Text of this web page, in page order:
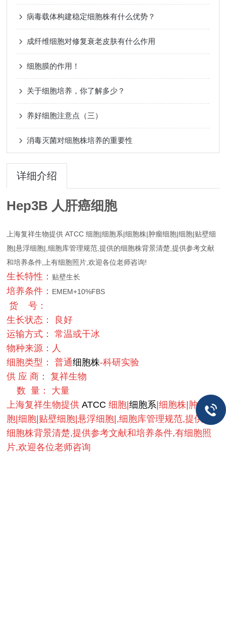
病毒载体构建稳定细胞株有什么优势？
成纤维细胞对修复衰老皮肤有什么作用
细胞膜的作用！
关于细胞培养，你了解多少？
养好细胞注意点（三）
消毒灭菌对细胞株培养的重要性
详细介绍
Hep3B 人肝癌细胞
上海复祥生物提供 ATCC 细胞|细胞系|细胞株|肿瘤细胞|细胞|贴壁细
胞|悬浮细胞|,细胞库管理规范,提供的细胞株背景清楚,提供参考文献
和培养条件,上有细胞照片,欢迎各位老师咨询!
生长特性： 贴壁生长
培养条件： EMEM+10%FBS
货 号：
生长状态： 良好
运输方式： 常温或干冰
物种来源：人
细胞类型： 普通细胞株-科研实验
供 应 商： 复祥生物
数 量： 大量
上海复祥生物提供ATCC 细胞|细胞系 |细胞株|肿瘤细
胞|细胞|贴壁细胞|悬浮细胞|,细胞库管理规范,提供的
细胞株背景清楚,提供参考文献和培养条件,有细胞照
片,欢迎各位老师咨询